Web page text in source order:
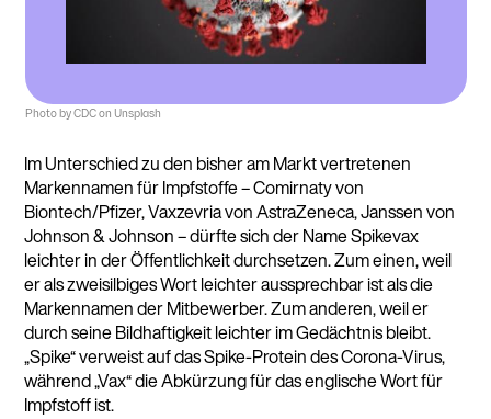
Photo by CDC on Unsplash
Im Unterschied zu den bisher am Markt vertretenen
Markennamen für Impfstoffe – Comirnaty von
Biontech/Pfizer, Vaxzevria von AstraZeneca, Janssen von
Johnson & Johnson – dürfte sich der Name Spikevax
leichter in der Öffentlichkeit durchsetzen. Zum einen, weil
er als zweisilbiges Wort leichter aussprechbar ist als die
Markennamen der Mitbewerber. Zum anderen, weil er
durch seine Bildhaftigkeit leichter im Gedächtnis bleibt.
„Spike“ verweist auf das Spike-Protein des Corona-Virus,
während „Vax“ die Abkürzung für das englische Wort für
Impfstoff ist.